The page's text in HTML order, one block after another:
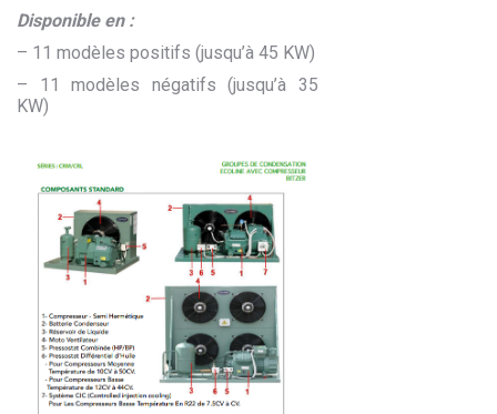
Disponible en :
– 11 modèles positifs (jusqu’à 45 KW)
– 11 modèles négatifs (jusqu’à 35
KW)